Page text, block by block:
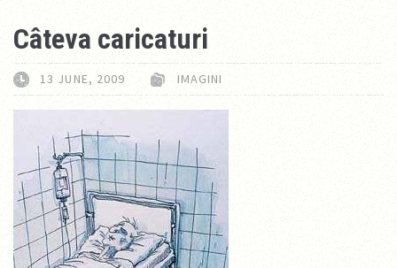
Câteva caricaturi
13 JUNE, 2009 IMAGINI